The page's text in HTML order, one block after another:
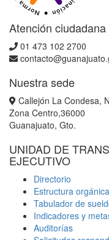
Atención ciudadana
01 473 102 2700
Nuestra sede
Callejón La Condesa,
Zona Centro,36000
Guanajuato, Gto.
UNIDAD DE
EJECUTIVO
Directorio
Estructura orgánica
Tabulador de
Indicadores y
Auditorías